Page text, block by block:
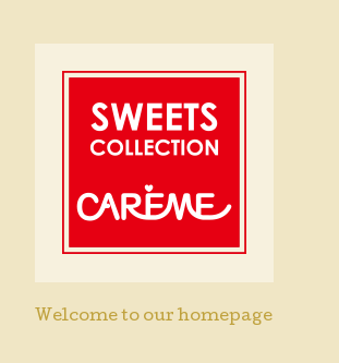
Welcome to our homepage